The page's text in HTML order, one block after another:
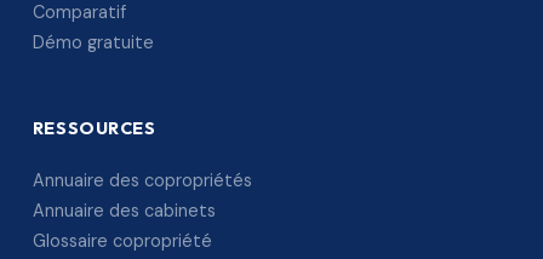
Comparatif
Démo gratuite
RESSOURCES
Annuaire des copropriétés
Annuaire des cabinets
Glossaire copropriété